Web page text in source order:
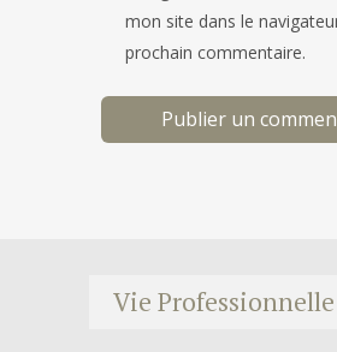
mon site dans le
prochain commentaire.
Vie Professionnelle